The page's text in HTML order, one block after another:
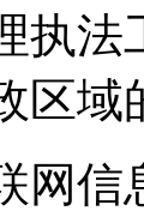
执法
区域
网信